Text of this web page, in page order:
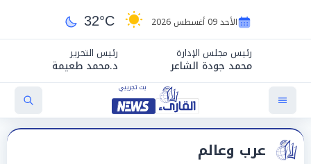
الأحد 09 أغسطس 2026 32°C
رئيس مجلس الإدارة
محمد جودة الشاعر
رئيس التحرير
د.محمد طعيمة
عرب وعالم